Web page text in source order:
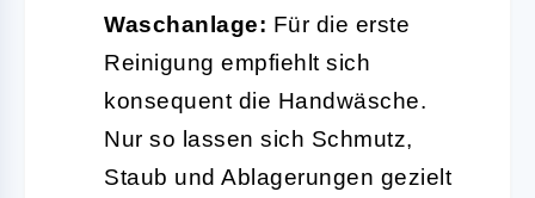
Waschanlage: Für die erste
Reinigung empfiehlt sich
konsequent die Handwäsche.
Nur so lassen sich Schmutz,
Staub und Ablagerungen gezielt